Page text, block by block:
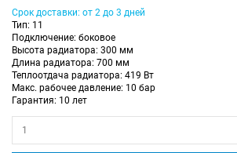
Срок доставки: от 2 до 3 дней
Тип: 11
Подключение: боковое
Высота радиатора: 300 мм
Длина радиатора: 700 мм
Теплоотдача радиатора: 419 Вт
Макс. рабочее давление: 10 бар
Гарантия: 10 лет